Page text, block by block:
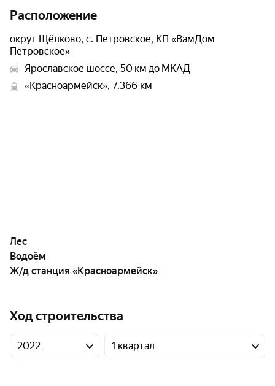
Расположение
округ Щёлково, с. Петровское, КП «ВамДом
Петровское»
Ярославское шоссе, 50 км до МКАД
«Красноармейск», 7.366 км
Лес
Водоём
Ж/д станция «Красноармейск»
Ход строительства
2022 1 квартал